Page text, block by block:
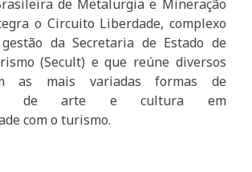
de Metalurgia e Mineração
o Circuito Liberdade, complexo
da Secretaria de Estado de
(Secult) e que reúne diversos
as mais variadas formas de
de arte e cultura em
com o turismo.